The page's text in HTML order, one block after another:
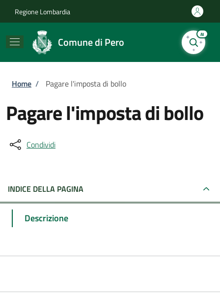
Regione Lombardia
Comune di Pero
AI
Briciole di pane
Home / Pagare l'imposta di bollo
Pagare l'imposta di bollo
Condividi
INDICE DELLA PAGINA
Descrizione